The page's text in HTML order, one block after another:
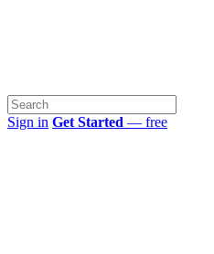
Sign in Get Started — free